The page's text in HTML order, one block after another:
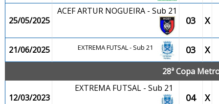
25/05/2025
ACEF ARTUR NOGUEIRA - Sub 21
03 X
21/06/2025 EXTREMA FUTSAL - Sub 21 03 X
28ª Copa
12/03/2023
EXTREMA FUTSAL - Sub 21
04 X